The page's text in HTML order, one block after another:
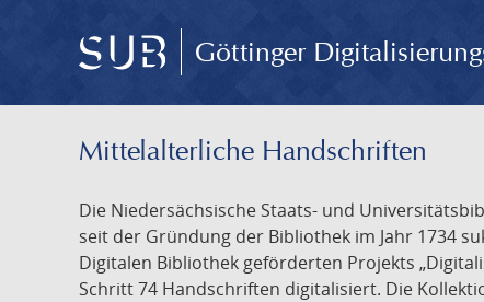
Göttinger
Mittelalterliche Handschriften
Die Niedersächsische Staats- und
seit der Gründung der Bibliothek im Jahr 1734
Digitalen Bibliothek geförderten Projekts
Schritt 74 Handschriften digitalisiert. Die